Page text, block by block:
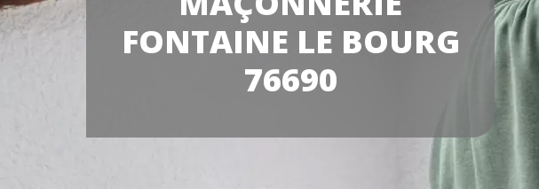
FONTAINE LE BOURG
76690